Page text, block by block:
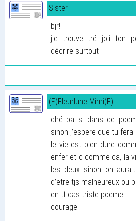
Sister
bjr!
jle trouve tré joli ton
décrire surtout
(F)Fleurlune Mimi(F)
ché pa si dans ce
sinon j’espere que tu
le vie est bien dure
enfer et c comme ca, la
les deux sinon on
d’etre tjs malheureux ou
en tt cas triste poeme
courage